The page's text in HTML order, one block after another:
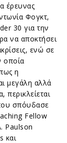
έρευνας
Φογκτ,
30 για την
να αποκτήσει
ενώ σε
οποία
η
μεγάλη αλλά
περικλείεται
σπόυδασε
Fellow
Paulson
και